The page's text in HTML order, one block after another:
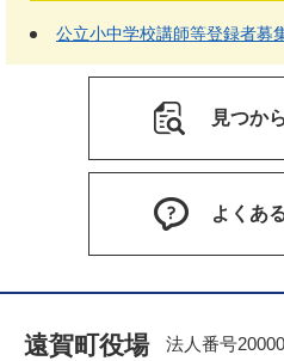
公立小中学校講師等登録者募
見つか
よくあ
遠賀町役場
法人番号